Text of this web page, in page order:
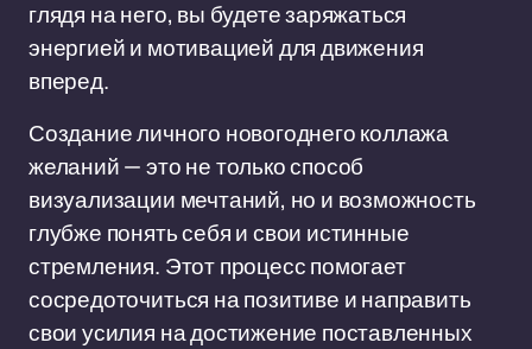
глядя на него, вы будете заряжаться
энергией и мотивацией для движения
вперед.
Создание личного новогоднего коллажа
желаний — это не только способ
визуализации мечтаний, но и возможность
глубже понять себя и свои истинные
стремления. Этот процесс помогает
сосредоточиться на позитиве и направить
свои усилия на достижение поставленных